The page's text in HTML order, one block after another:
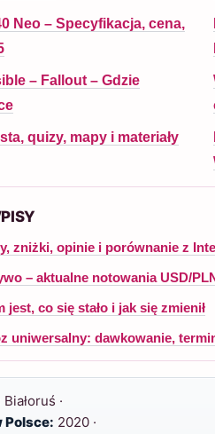
Neo – Specyfikacja, cena,
– Fallout – Gdzie
quizy, mapy i materiały
zniżki, opinie i porównanie z
– aktualne notowania USD/
jest, co się stało i jak się zmienił
uniwersalny: dawkowanie,
Białoruś ·
Polsce: 2020 ·